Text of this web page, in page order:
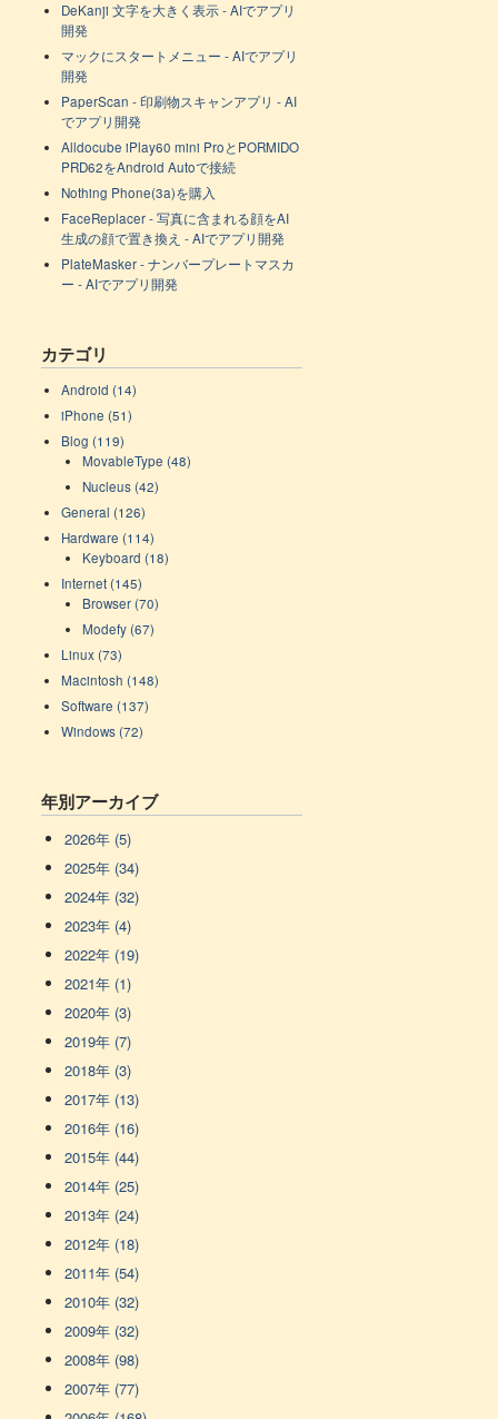
DeKanji 文字を大きく表示 - AIでアプリ
開発
マックにスタートメニュー - AIでアプリ
開発
PaperScan - 印刷物スキャンアプリ - AI
でアプリ開発
Alldocube iPlay60 mini ProとPORMIDO
PRD62をAndroid Autoで接続
Nothing Phone(3a)を購入
FaceReplacer - 写真に含まれる顔をAI
生成の顔で置き換え - AIでアプリ開発
PlateMasker - ナンバープレートマスカ
ー - AIでアプリ開発
カテゴリ
Android (14)
iPhone (51)
Blog (119)
MovableType (48)
Nucleus (42)
General (126)
Hardware (114)
Keyboard (18)
Internet (145)
Browser (70)
Modefy (67)
Linux (73)
Macintosh (148)
Software (137)
Windows (72)
年別アーカイブ
2026年 (5)
2025年 (34)
2024年 (32)
2023年 (4)
2022年 (19)
2021年 (1)
2020年 (3)
2019年 (7)
2018年 (3)
2017年 (13)
2016年 (16)
2015年 (44)
2014年 (25)
2013年 (24)
2012年 (18)
2011年 (54)
2010年 (32)
2009年 (32)
2008年 (98)
2007年 (77)